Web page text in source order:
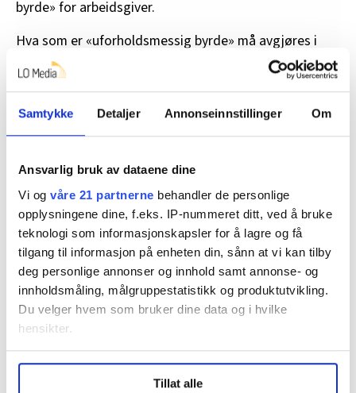
Samtykke Detaljer Annonseinnstillinger Om
Ansvarlig bruk av dataene dine
Vi og våre 21 partnerne behandler de personlige
opplysningene dine, f.eks. IP-nummeret ditt, ved å bruke
teknologi som informasjonskapsler for å lagre og få
tilgang til informasjon på enheten din, sånn at vi kan tilby
deg personlige annonser og innhold samt annonse- og
innholdsmåling, målgruppestatistikk og produktutvikling.
Du velger hvem som bruker dine data og i hvilke
hensikter.
Undermer infokan du lese om hvordan dine personlige
data behandles og hvordan du kan velge hvordan de skal
Tillat alle
byrde» for arbeidsgiver.
Hva som er «uforholdsmessig byrde» må avgjøres i
det konkrete tilfellet. Det kan for eksempel være tiltak
som er altfor kostbare å gjennomføre eller som går ut
Anna Bistrup råder allergikere til å snakke med
trenger.